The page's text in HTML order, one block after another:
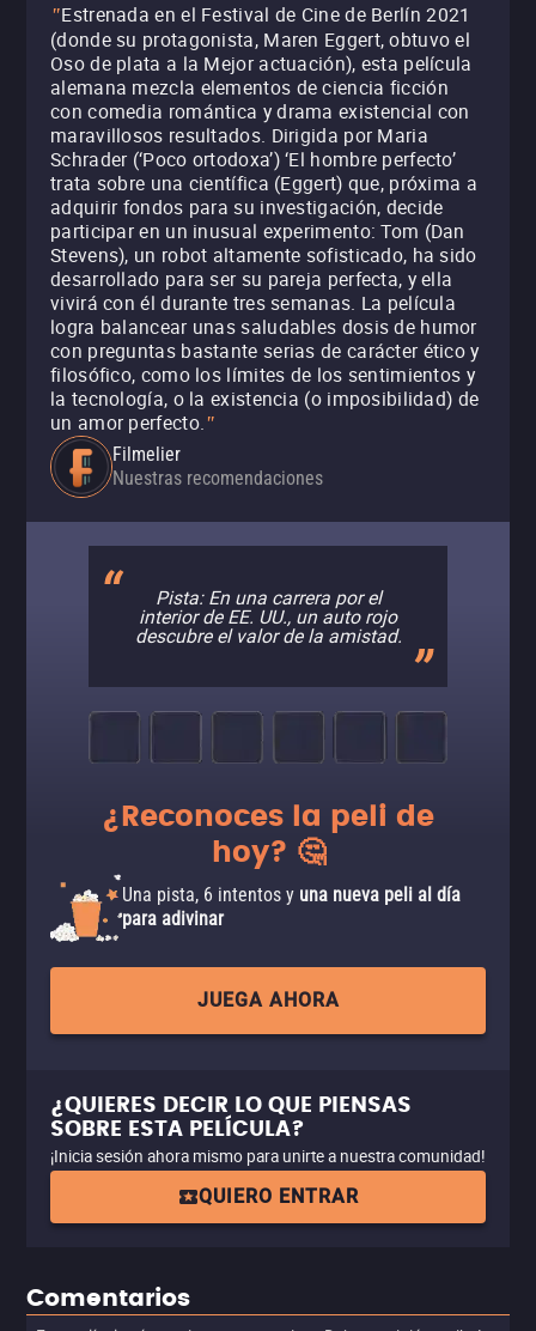
"Estrenada en el Festival de Cine de Berlín 2021
(donde su protagonista, Maren Eggert, obtuvo el
Oso de plata a la Mejor actuación), esta película
alemana mezcla elementos de ciencia ficción
con comedia romántica y drama existencial con
maravillosos resultados. Dirigida por Maria
Schrader (‘Poco ortodoxa’) ‘El hombre perfecto’
trata sobre una científica (Eggert) que, próxima a
adquirir fondos para su investigación, decide
participar en un inusual experimento: Tom (Dan
Stevens), un robot altamente sofisticado, ha sido
desarrollado para ser su pareja perfecta, y ella
vivirá con él durante tres semanas. La película
logra balancear unas saludables dosis de humor
con preguntas bastante serias de carácter ético y
filosófico, como los límites de los sentimientos y
la tecnología, o la existencia (o imposibilidad) de
un amor perfecto."
Filmelier
Nuestras recomendaciones
Pista: En una carrera por el
interior de EE. UU., un auto rojo
descubre el valor de la amistad.
¿Reconoces la peli de
hoy? 🤔
Una pista, 6 intentos y una nueva peli al día
para adivinar
JUEGA AHORA
¿QUIERES DECIR LO QUE PIENSAS
SOBRE ESTA PELÍCULA?
¡Inicia sesión ahora mismo para unirte a nuestra comunidad!
QUIERO ENTRAR
Comentarios